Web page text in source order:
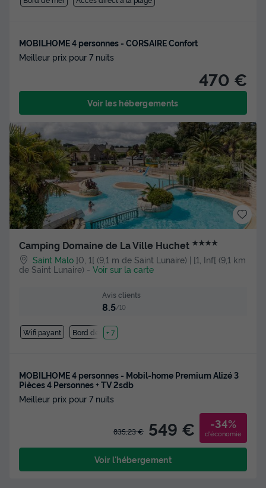
MOBILHOME 4 personnes - CORSAIRE Confort
Meilleur prix pour 7 nuits
470 €
Voir les hébergements
Camping Domaine de La Ville Huchet ★★★★
Saint Malo ]0, 1[ (9,1 m de Saint Lunaire) | [1, Inf[ (9,1 km
de Saint Lunaire) - Voir sur la carte
Avis clients
8.5/10
Wifi payant Bord de mer
+ 7
MOBILHOME 4 personnes - Mobil-home Premium Alizé 3
Pièces 4 Personnes + TV 2sdb
Meilleur prix pour 7 nuits
835,23 € 549 € -34%
d'économie
Voir l'hébergement